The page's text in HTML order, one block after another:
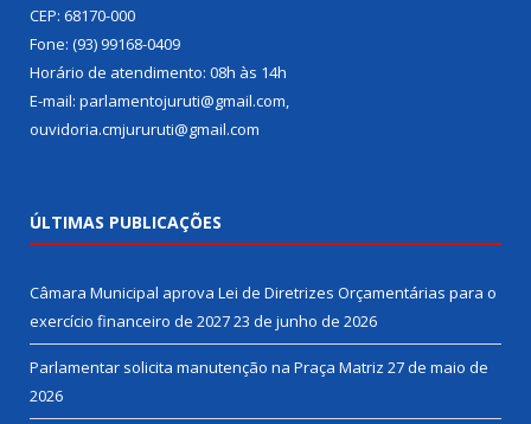
CEP: 68170-000
Fone: (93) 99168-0409
Horário de atendimento: 08h às 14h
E-mail: parlamentojuruti@gmail.com,
ouvidoria.cmjururuti@gmail.com
ÚLTIMAS PUBLICAÇÕES
Câmara Municipal aprova Lei de Diretrizes Orçamentárias para o
exercício financeiro de 202723 de junho de 2026
Parlamentar solicita manutenção na Praça Matriz 27 de maio de
2026